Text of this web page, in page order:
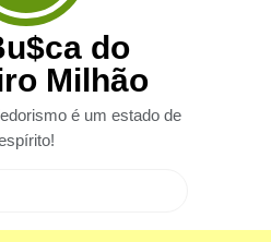
do
Milhão
é um estado de